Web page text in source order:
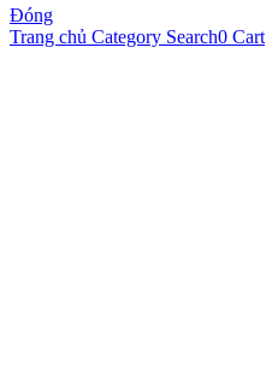
Đóng
Trang chủ Category Search0 Cart